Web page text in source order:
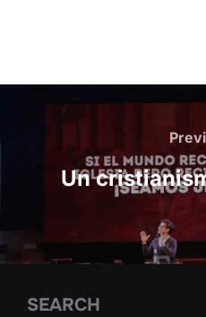
Post
navigation
Un
SEARCH